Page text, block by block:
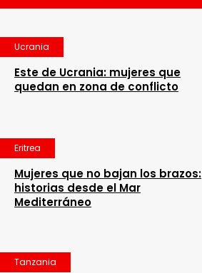
Ucrania
Este de Ucrania: mujeres que
quedan en zona de conflicto
Eritrea
Mujeres que no bajan los brazos:
historias desde el Mar
Mediterráneo
Tanzania